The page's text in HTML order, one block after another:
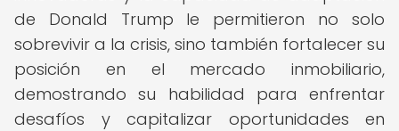
de Donald Trump le permitieron no solo
sobrevivir a la crisis, sino también fortalecer su
posición en el mercado inmobiliario,
demostrando su habilidad para enfrentar
desafíos y capitalizar oportunidades en